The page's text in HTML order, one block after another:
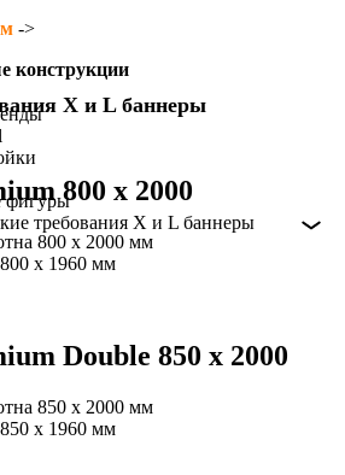
X и L баннеры
800 х 2000
800 x 2000 мм
x 1960 мм
Double 850 х 2000
850 x 2000 мм
x 1960 мм
->
конструкции
фигуры
требования X и L баннеры